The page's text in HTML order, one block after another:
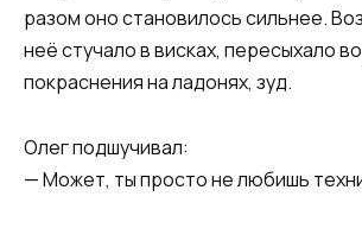
разом оно становилось сильнее.
неё стучало в висках, пересыхало
покраснения на ладонях, зуд.
Олег подшучивал:
— Может, ты просто не любишь